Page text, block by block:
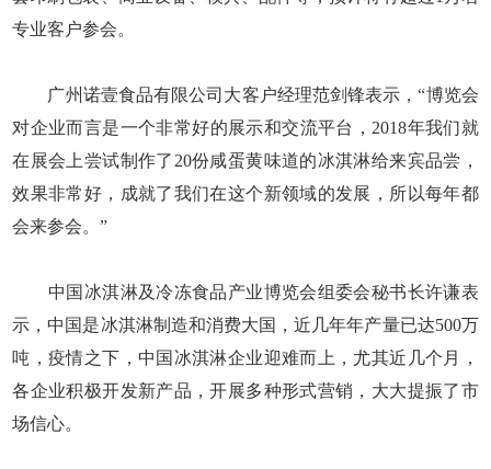
专业客户参会。
广州诺壹食品有限公司大客户经理范剑锋表示，“博览会
对企业而言是一个非常好的展示和交流平台，2018年我们就
在展会上尝试制作了20份咸蛋黄味道的冰淇淋给来宾品尝，
效果非常好，成就了我们在这个新领域的发展，所以每年都
会来参会。”
中国冰淇淋及冷冻食品产业博览会组委会秘书长许谦表
示，中国是冰淇淋制造和消费大国，近几年年产量已达500万
吨，疫情之下，中国冰淇淋企业迎难而上，尤其近几个月，
各企业积极开发新产品，开展多种形式营销，大大提振了市
场信心。